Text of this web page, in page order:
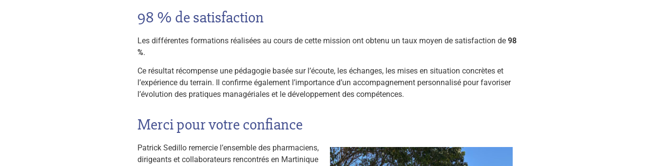
98 % de satisfaction
Les différentes formations réalisées au cours de cette mission ont obtenu un taux moyen de satisfaction de 98
%.
Ce résultat récompense une pédagogie basée sur l’écoute, les échanges, les mises en situation concrètes et
l’expérience du terrain. Il confirme également l’importance d’un accompagnement personnalisé pour favoriser
l’évolution des pratiques managériales et le développement des compétences.
Merci pour votre confiance
Patrick Sedillo remercie l’ensemble des pharmaciens,
dirigeants et collaborateurs rencontrés en Martinique